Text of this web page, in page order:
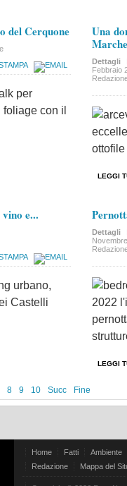
del Cerquone
per
con il
Una
Marche
Dettagli
Febbraio
LEGGI
e...
urbano,
Castelli
Dettagli
2022
LEGGI
8 9 10 Succ Fine
Home Fatti Ambiente
Redazione
Mappa del